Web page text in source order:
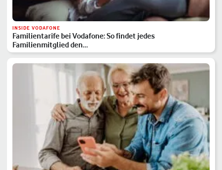
INSIDE VODAFONE
Familientarife bei Vodafone: So findet jedes
Familienmitglied den…